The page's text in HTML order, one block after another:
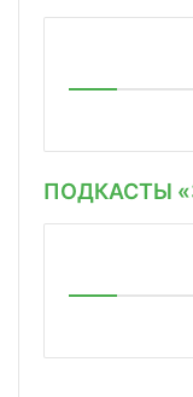
ПОДКАСТЫ